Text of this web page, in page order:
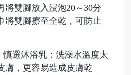
將雙腳放入浸泡20～30分
將雙腳擦至全乾，可防止
慎選沐浴乳：洗澡水溫度太
膚，更容易造成皮膚乾